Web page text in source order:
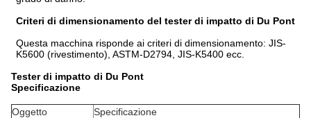
Criteri di dimensionamento del tester di impatto di Du Pont
Questa macchina risponde ai criteri di dimensionamento: JIS-
K5600 (rivestimento), ASTM-D2794, JIS-K5400 ecc.
Tester di impatto di Du Pont
Specificazione
Oggetto
Specificazione